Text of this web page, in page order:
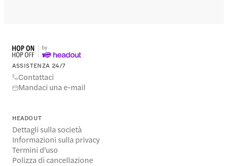
ASSISTENZA 24/7
Contattaci
Mandaci una e-mail
HEADOUT
Dettagli sulla società
Informazioni sulla privacy
Termini d'uso
Polizza di cancellazione